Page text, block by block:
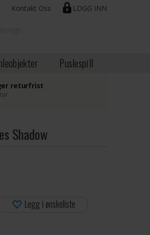
LOGG INN
Kontakt Oss
Puslespill
returfrist
Shadow
Legg i ønskeliste